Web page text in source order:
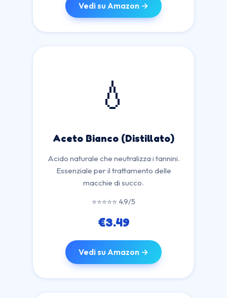
Vedi su Amazon →
💧
Aceto Bianco (Distillato)
Acido naturale che neutralizza i tannini.
Essenziale per il trattamento delle
macchie di succo.
⭐⭐⭐⭐⭐ 4.9/5
€3.49
Vedi su Amazon →